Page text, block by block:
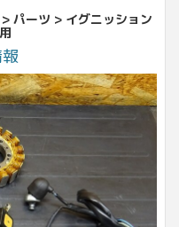
パーツ > イグニッション